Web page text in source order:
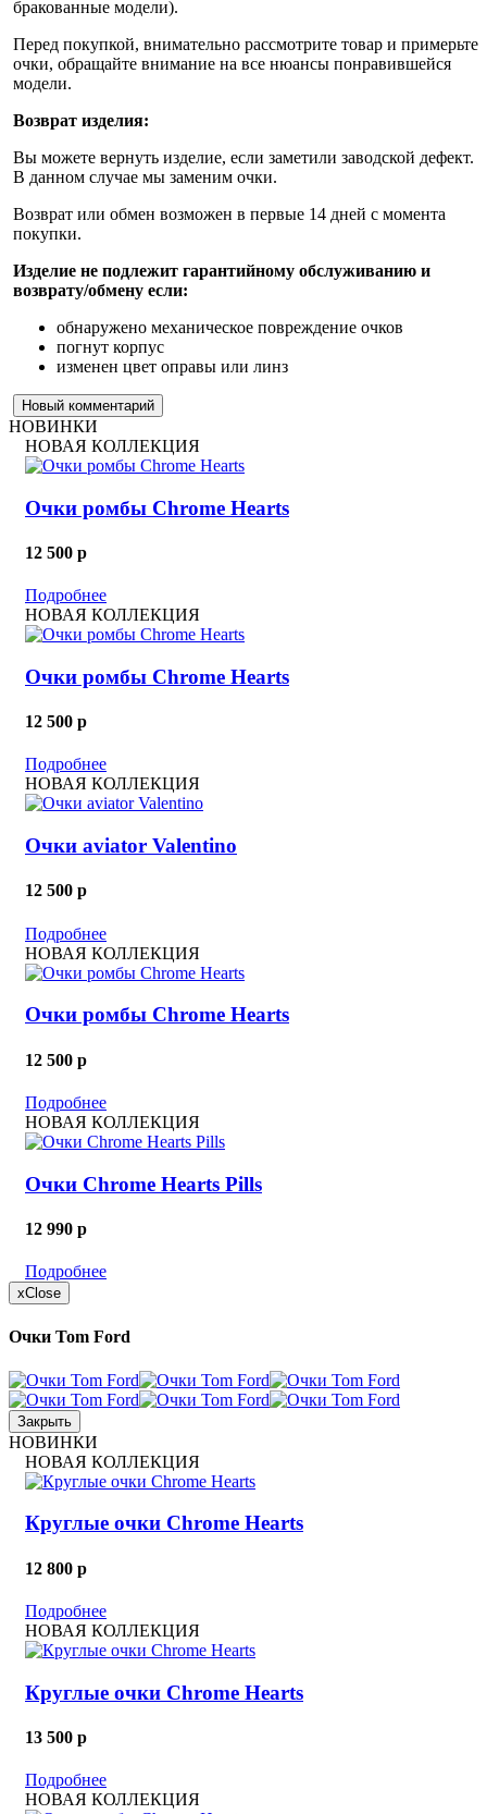
бракованные модели).
Перед покупкой, внимательно рассмотрите товар и примерьте
очки, обращайте внимание на все нюансы понравившейся
модели.
Возврат изделия:
Вы можете вернуть изделие, если заметили заводской дефект.
В данном случае мы заменим очки.
Возврат или обмен возможен в первые 14 дней с момента
покупки.
Изделие не подлежит гарантийному обслуживанию и
возврату/обмену если:
обнаружено механическое повреждение очков
погнут корпус
изменен цвет оправы или линз
Новый комментарий
НОВИНКИ
НОВАЯ КОЛЛЕКЦИЯ
Очки ромбы Chrome Hearts
12 500 p
Подробнее
НОВАЯ КОЛЛЕКЦИЯ
Очки ромбы Chrome Hearts
12 500 p
Подробнее
НОВАЯ КОЛЛЕКЦИЯ
Очки aviator Valentino
12 500 p
Подробнее
НОВАЯ КОЛЛЕКЦИЯ
Очки ромбы Chrome Hearts
12 500 p
Подробнее
НОВАЯ КОЛЛЕКЦИЯ
Очки Chrome Hearts Pills
12 990 p
Подробнее
xClose
Очки Tom Ford
Закрыть
НОВИНКИ
НОВАЯ КОЛЛЕКЦИЯ
Круглые очки Chrome Hearts
12 800 p
Подробнее
НОВАЯ КОЛЛЕКЦИЯ
Круглые очки Chrome Hearts
13 500 p
Подробнее
НОВАЯ КОЛЛЕКЦИЯ